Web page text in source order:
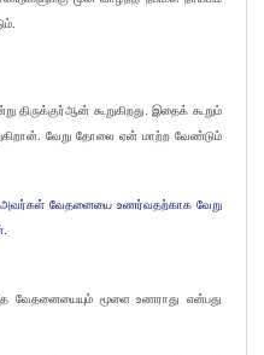
திருக்குர்ஆன் கூறுகிறது. இதைக் கூறும்
வேறு தோலை ஏன் மாற்ற வேண்டும்
அவர்கள் வேதனையை உணர்வதற்காக வேறு
வேதனையையும் மூளை உணராது என்பது